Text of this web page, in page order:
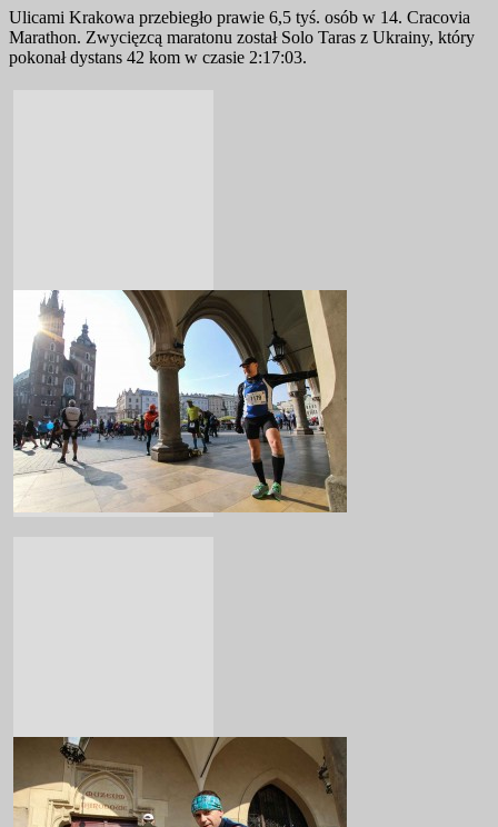
Ulicami Krakowa przebiegło prawie 6,5 tyś. osób w 14. Cracovia
Marathon. Zwycięzcą maratonu został Solo Taras z Ukrainy, który
pokonał dystans 42 kom w czasie 2:17:03.